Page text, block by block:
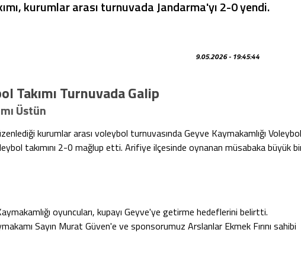
kurumlar arası turnuvada Jandarma'yı 2-0 yendi.
9.05.2026 - 19:45:44
Takımı Turnuvada Galip
Üstün
kurumlar arası voleybol turnuvasında Geyve Kaymakamlığı Voleybol
takımını 2-0 mağlup etti. Arifiye ilçesinde oynanan müsabaka büyük
oyuncuları, kupayı Geyve'ye getirme hedeflerini belirtti.
Sayın Murat Güven'e ve sponsorumuz Arslanlar Ekmek Fırını sahibi